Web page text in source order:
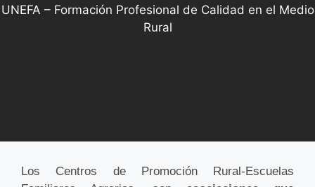
UNEFA – Formación Profesional de Calidad en el Medio
Rural
Los Centros de Promoción Rural-Escuelas